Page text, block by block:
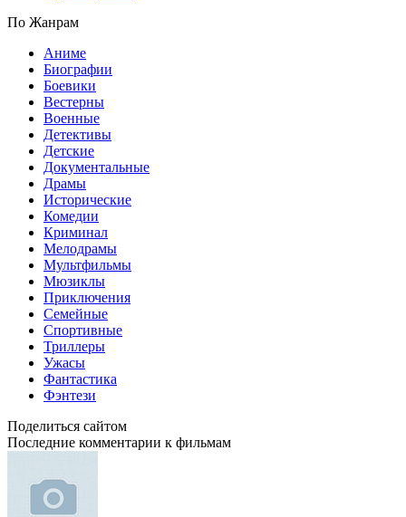
По Жанрам
Аниме
Биографии
Боевики
Вестерны
Военные
Детективы
Детские
Документальные
Драмы
Исторические
Комедии
Криминал
Мелодрамы
Мультфильмы
Мюзиклы
Приключения
Семейные
Спортивные
Триллеры
Ужасы
Фантастика
Фэнтези
Поделиться сайтом
Последние комментарии к фильмам